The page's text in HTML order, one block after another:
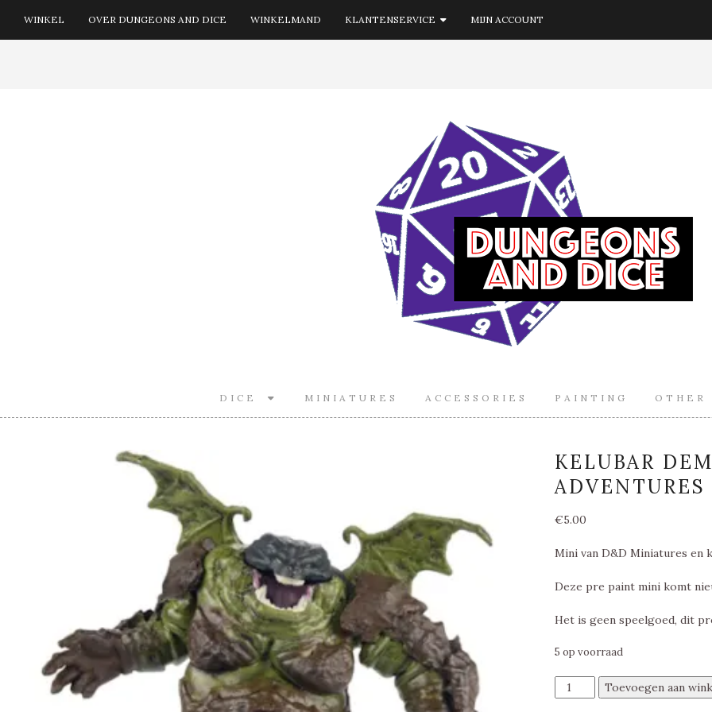
WINKEL OVER DUNGEONS AND DICE WINKELMAND KLANTENSERVICE MIJN ACCOUNT
DICE MINIATURES ACCESSORIES PAINTING OTHER
KELUBAR
€5.00
Mini van D&D Miniatures en
Deze pre paint mini komt
Het is geen speelgoed, dit
5 op voorraad
Kelubar
Demodand,
Toevoegen aan